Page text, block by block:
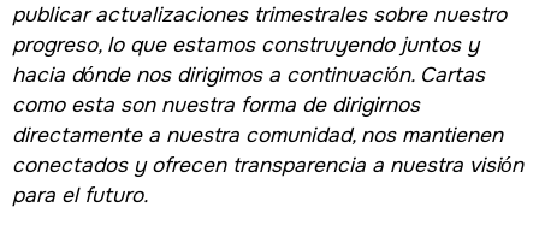
publicar actualizaciones trimestrales sobre nuestro
progreso, lo que estamos construyendo juntos y
hacia dónde nos dirigimos a continuación. Cartas
como esta son nuestra forma de dirigirnos
directamente a nuestra comunidad, nos mantienen
conectados y ofrecen transparencia a nuestra visión
para el futuro.